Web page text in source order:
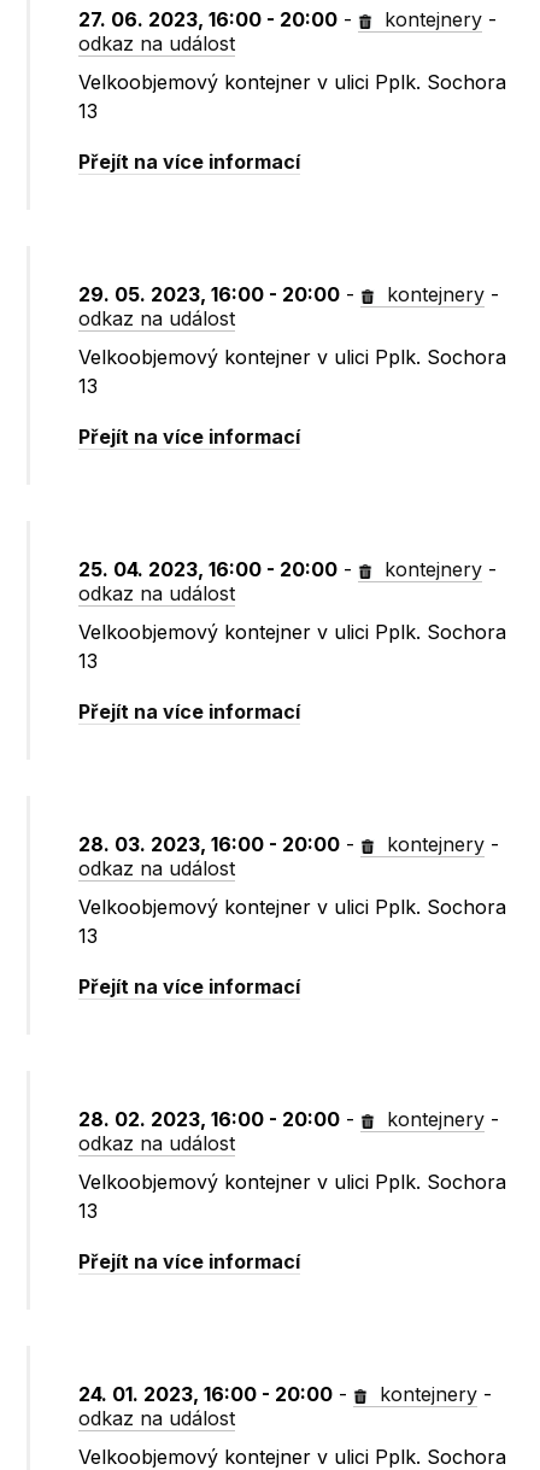
27. 06. 2023, 16:00 - 20:00 - kontejnery -
odkaz na událost
Velkoobjemový kontejner v ulici Pplk. Sochora
13
Přejít na více informací
29. 05. 2023, 16:00 - 20:00 - kontejnery -
odkaz na událost
Velkoobjemový kontejner v ulici Pplk. Sochora
13
Přejít na více informací
25. 04. 2023, 16:00 - 20:00 - kontejnery -
odkaz na událost
Velkoobjemový kontejner v ulici Pplk. Sochora
13
Přejít na více informací
28. 03. 2023, 16:00 - 20:00 - kontejnery -
odkaz na událost
Velkoobjemový kontejner v ulici Pplk. Sochora
13
Přejít na více informací
28. 02. 2023, 16:00 - 20:00 - kontejnery -
odkaz na událost
Velkoobjemový kontejner v ulici Pplk. Sochora
13
Přejít na více informací
24. 01. 2023, 16:00 - 20:00 - kontejnery -
odkaz na událost
Velkoobjemový kontejner v ulici Pplk. Sochora